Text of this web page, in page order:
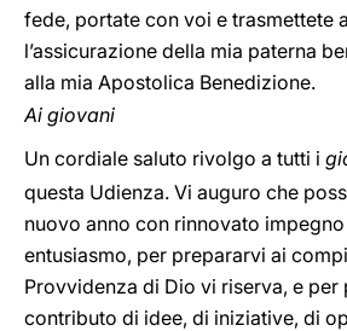
fede, portate con voi e trasmettete
l’assicurazione della mia paterna
alla mia Apostolica Benedizione.
Ai giovani
Un cordiale saluto rivolgo a tutti i
questa Udienza. Vi auguro che
nuovo anno con rinnovato
entusiasmo, per prepararvi ai
Provvidenza di Dio vi riserva, e per
contributo di idee, di iniziative, di